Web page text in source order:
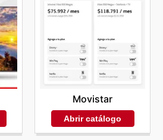
Movistar
Abrir catálogo